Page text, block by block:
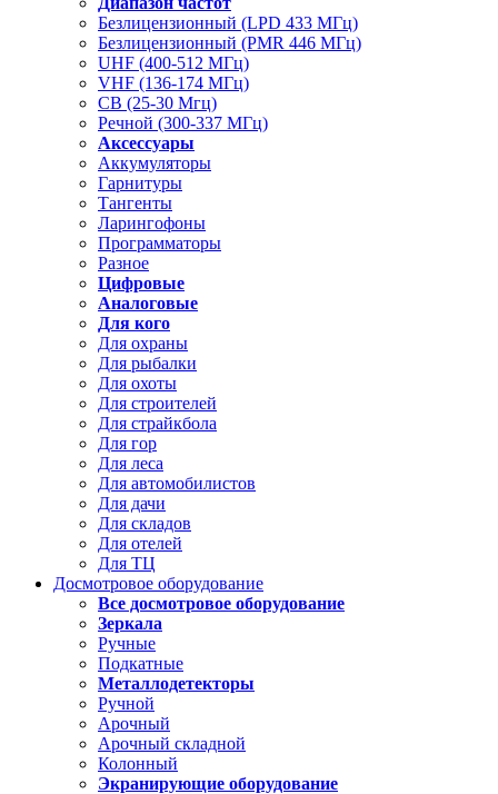
Безлицензионный (LPD 433 МГц)
Безлицензионный (PMR 446 МГц)
UHF (400-512 МГц)
VHF (136-174 МГц)
CB (25-30 Мгц)
Речной (300-337 МГц)
Аксессуары
Аккумуляторы
Гарнитуры
Тангенты
Ларингофоны
Программаторы
Разное
Цифровые
Аналоговые
Для кого
Для охраны
Для рыбалки
Для охоты
Для строителей
Для страйкбола
Для гор
Для леса
Для автомобилистов
Для дачи
Для складов
Для отелей
Для ТЦ
Досмотровое оборудование
Все досмотровое оборудование
Зеркала
Ручные
Подкатные
Металлодетекторы
Ручной
Арочный
Арочный складной
Колонный
Экранирующие оборудование